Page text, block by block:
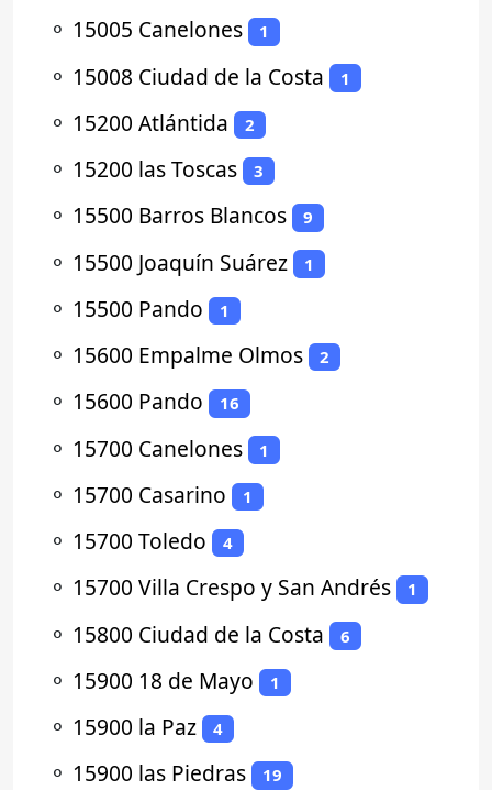
⚬ 15005 Canelones 1
⚬ 15008 Ciudad de la Costa 1
⚬ 15200 Atlántida 2
⚬ 15200 las Toscas 3
⚬ 15500 Barros Blancos 9
⚬ 15500 Joaquín Suárez 1
⚬ 15500 Pando 1
⚬ 15600 Empalme Olmos 2
⚬ 15600 Pando 16
⚬ 15700 Canelones 1
⚬ 15700 Casarino 1
⚬ 15700 Toledo 4
⚬ 15700 Villa Crespo y San Andrés 1
⚬ 15800 Ciudad de la Costa 6
⚬ 15900 18 de Mayo 1
⚬ 15900 la Paz 4
⚬ 15900 las Piedras 19